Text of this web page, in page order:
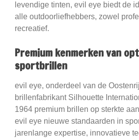
levendige tinten, evil eye biedt de
alle outdoorliefhebbers, zowel
recreatief.
Premium kenmerken van
sportbrillen
evil eye, onderdeel van de
brillenfabrikant Silhouette
1964 premium brillen op sterkte
evil eye nieuwe standaarden in
jarenlange expertise, innovatieve